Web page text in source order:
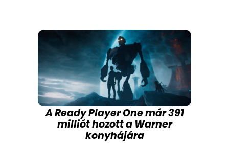
A Ready Player One már 391
milliót hozott a Warner
konyhájára